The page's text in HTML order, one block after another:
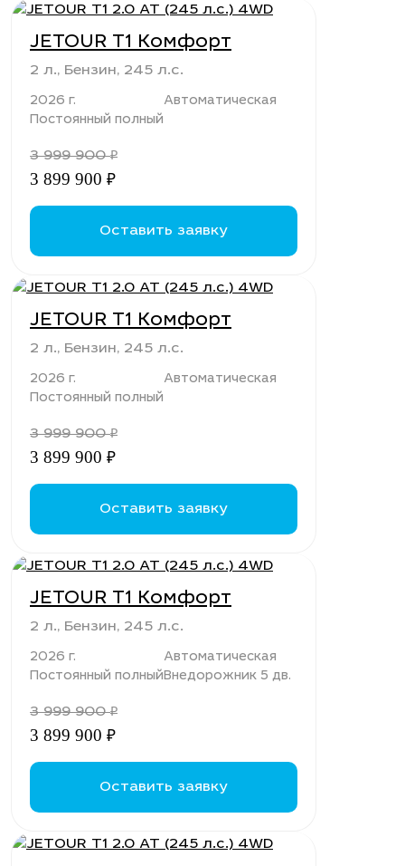
Камера 360
Парктроник передний
Датчик дождя
Датчик света
Обогрев зеркал
Электрорегулировка зеркал
Электроскладывание зеркал
Комплектность
JETOUR T1 Комфорт
2 л., Бензин, 245 л.с.
2026 г.
Постоянный полный
Автоматическая
3 999 900₽
3 899 900 ₽
Оставить заявку
JETOUR T1 Комфорт
2 л., Бензин, 245 л.с.
2026 г.
Постоянный полный
Автоматическая
3 999 900₽
3 899 900 ₽
Оставить заявку
JETOUR T1 Комфорт
2 л., Бензин, 245 л.с.
2026 г.
Постоянный полный
Автоматическая
Внедорожник 5 дв.
3 999 900₽
3 899 900 ₽
Оставить заявку